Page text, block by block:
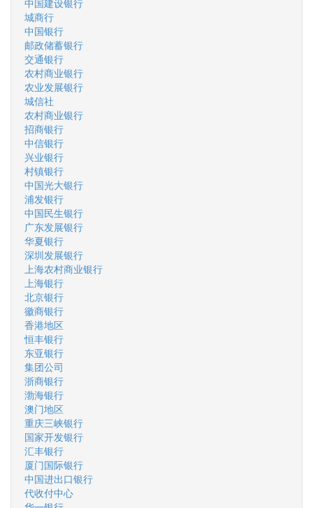
中国建设银行
城商行
中国银行
邮政储蓄银行
交通银行
农村商业银行
农业发展银行
城信社
农村商业银行
招商银行
中信银行
兴业银行
村镇银行
中国光大银行
浦发银行
中国民生银行
广东发展银行
华夏银行
深圳发展银行
上海农村商业银行
上海银行
北京银行
徽商银行
香港地区
恒丰银行
东亚银行
集团公司
浙商银行
渤海银行
澳门地区
重庆三峡银行
国家开发银行
汇丰银行
厦门国际银行
中国进出口银行
代收付中心